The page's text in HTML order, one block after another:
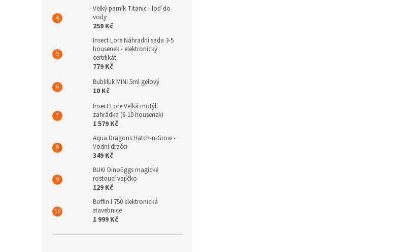
Velký parník Titanic - loď do
vody
259 Kč
Insect Lore Náhradní sada 3-5
housenek - elektronický
certifikát
779 Kč
Bublifuk MINI 5ml gelový
10 Kč
Insect Lore Velká motýlí
zahrádka (6-10 housenek)
1 579 Kč
Aqua Dragons Hatch-n-Grow -
Vodní dráčci
349 Kč
BUKI DinoEggs magické
rostoucí vajíčko
129 Kč
Boffin I 750 elektronická
stavebnice
1 999 Kč